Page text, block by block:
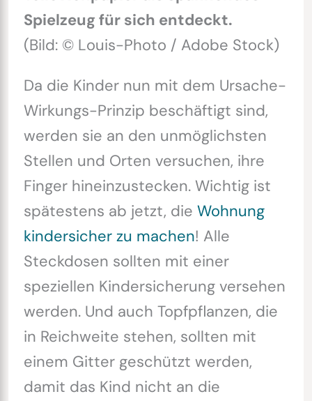
Spielzeug für sich entdeckt.
(Bild: © Louis-Photo / Adobe Stock)
Da die Kinder nun mit dem Ursache-
Wirkungs-Prinzip beschäftigt sind,
werden sie an den unmöglichsten
Stellen und Orten versuchen, ihre
Finger hineinzustecken. Wichtig ist
spätestens ab jetzt, die Wohnung
kindersicher zu machen! Alle
Steckdosen sollten mit einer
speziellen Kindersicherung versehen
werden. Und auch Topfpflanzen, die
in Reichweite stehen, sollten mit
einem Gitter geschützt werden,
damit das Kind nicht an die